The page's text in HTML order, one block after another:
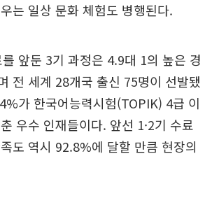
는 일상 문화 체험도 병행된다.
앞둔 3기 과정은 4.9대 1의 높은 경
전 세계 28개국 출신 75명이 선발됐
가 한국어능력시험(TOPIK) 4급 이
우수 인재들이다. 앞선 1·2기 수료
도 역시 92.8%에 달할 만큼 현장의